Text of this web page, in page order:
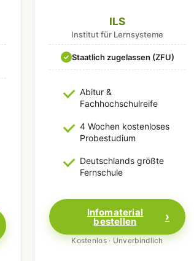
ILS
Institut für Lernsysteme
✓ Staatlich zugelassen (ZFU)
Abitur &
Fachhochschulreife
4 Wochen kostenloses
Probestudium
Deutschlands größte
Fernschule
Infomaterial
bestellen
Kostenlos · Unverbindlich